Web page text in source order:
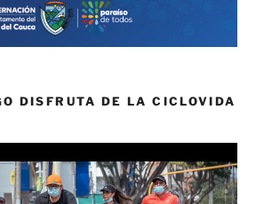
DISFRUTA DE LA CICLOVIDA